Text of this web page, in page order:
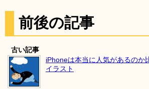
前後の記事
古い記事
iPhoneは本当に人気があるのか
イラスト